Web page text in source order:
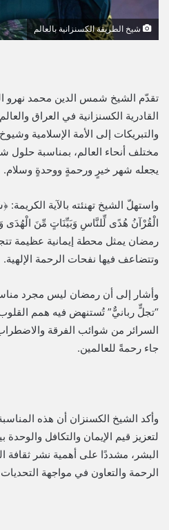
و
ن
شيخ الطريقة الكسنزانية بالعالم
تقدّم الشيخ شمس الدين محمد نهرو
القادرية الكسنزانية في العراق
والتبريكات إلى الأمة الإسلامية
مختلف أنحاء العالم، بمناسبة حلول
يجعله شهر خيرٍ ورحمةٍ ووحدةٍ وسلام.
واستهلّ الشيخ تهنئته بالآية
الْقُرْآنُ هُدًى لِّلنَّاسِ وَبَيِّنَاتٍ مِّنَ الْهُدَى
رمضان يمثل محطة إيمانية عظيمة
وتتضاعف فيها نفحات الرحمة الإلهية.
وأشار إلى أن رمضان ليس مجرد
“تجلٍّ ربانيٌّ” تُستنهض فيه همم
السرائر من شوائب الفرقة
جاء رحمةً للعالمين.
وأكد الشيخ الكسنزان أن هذه
لتعزيز قيم الإيمان والتكافل والوحدة
البشر، مشددًا على أهمية نشر ثقافة
الرحمة والتعاون في مواجهة